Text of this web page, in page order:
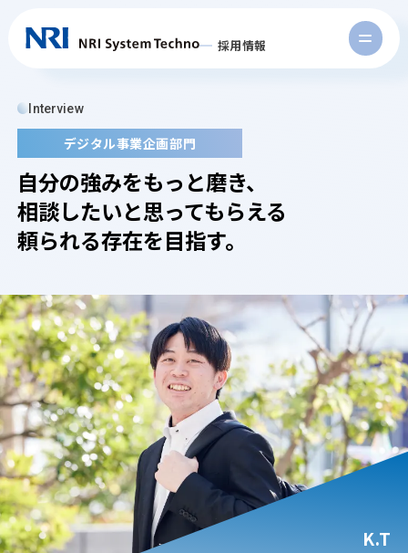
採用情報
Interview
デジタル事業企画部門
自分の強みをもっと磨き、
相談したいと思ってもらえる
頼られる存在を目指す。
K.T